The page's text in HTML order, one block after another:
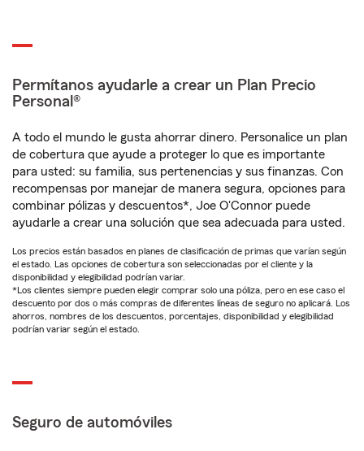
Permítanos ayudarle a crear un Plan Precio
Personal®
A todo el mundo le gusta ahorrar dinero. Personalice un plan
de cobertura que ayude a proteger lo que es importante
para usted: su familia, sus pertenencias y sus finanzas. Con
recompensas por manejar de manera segura, opciones para
combinar pólizas y descuentos*, Joe O'Connor puede
ayudarle a crear una solución que sea adecuada para usted.
Los precios están basados en planes de clasificación de primas que varían según
el estado. Las opciones de cobertura son seleccionadas por el cliente y la
disponibilidad y elegibilidad podrían variar.
*Los clientes siempre pueden elegir comprar solo una póliza, pero en ese caso el
descuento por dos o más compras de diferentes líneas de seguro no aplicará. Los
ahorros, nombres de los descuentos, porcentajes, disponibilidad y elegibilidad
podrían variar según el estado.
Seguro de automóviles